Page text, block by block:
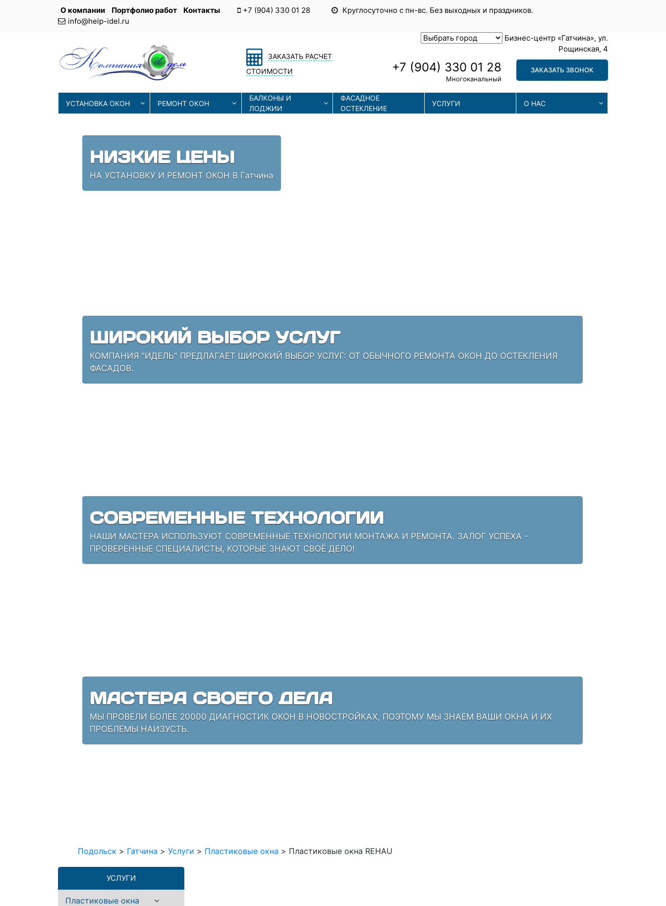
О компании Портфолио работ Контакты +7 (904) 330 01 28
Круглосуточно с пн-вс. Без выходных и праздников.
info@help-idel.ru
ЗАКАЗАТЬ РАСЧЕТ
СТОИМОСТИ
Бизнес-центр «Гатчина», ул.
Рощинская, 4
+7 (904) 330 01 28
Многоканальный
ЗАКАЗАТЬ ЗВОНОК
УСТАНОВКА ОКОН РЕМОНТ ОКОН
БАЛКОНЫ И
ЛОДЖИИ
ФАСАДНОЕ
ОСТЕКЛЕНИЕ
УСЛУГИ О НАС
НИЗКИЕ ЦЕНЫ
НА УСТАНОВКУ И РЕМОНТ ОКОН В Гатчина
ШИРОКИЙ ВЫБОР УСЛУГ
КОМПАНИЯ "ИДЕЛЬ" ПРЕДЛАГАЕТ ШИРОКИЙ ВЫБОР УСЛУГ: ОТ ОБЫЧНОГО РЕМОНТА ОКОН ДО ОСТЕКЛЕНИЯ
ФАСАДОВ.
СОВРЕМЕННЫЕ ТЕХНОЛОГИИ
НАШИ МАСТЕРА ИСПОЛЬЗУЮТ СОВРЕМЕННЫЕ ТЕХНОЛОГИИ МОНТАЖА И РЕМОНТА. ЗАЛОГ УСПЕХА -
ПРОВЕРЕННЫЕ СПЕЦИАЛИСТЫ, КОТОРЫЕ ЗНАЮТ СВОЁ ДЕЛО!
МАСТЕРА СВОЕГО ДЕЛА
МЫ ПРОВЕЛИ БОЛЕЕ 20000 ДИАГНОСТИК ОКОН В НОВОСТРОЙКАХ, ПОЭТОМУ МЫ ЗНАЕМ ВАШИ ОКНА И ИХ
ПРОБЛЕМЫ НАИЗУСТЬ.
Подольск > Гатчина > Услуги > Пластиковые окна > Пластиковые окна REHAU
УСЛУГИ
Пластиковые окна